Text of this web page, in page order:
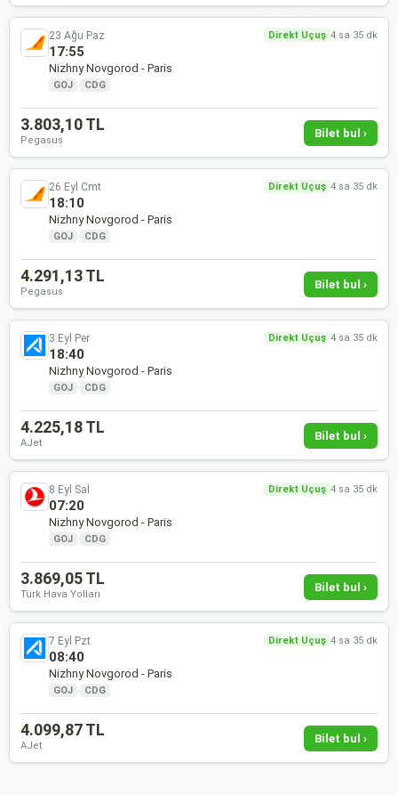
23 Ağu Paz Direkt Uçuş 4 sa 35 dk
17:55
Nizhny Novgorod - Paris
GOJ · CDG
3.803,10 TL
Pegasus
Bilet bul ›
26 Eyl Cmt Direkt Uçuş 4 sa 35 dk
18:10
Nizhny Novgorod - Paris
GOJ · CDG
4.291,13 TL
Pegasus
Bilet bul ›
3 Eyl Per Direkt Uçuş 4 sa 35 dk
18:40
Nizhny Novgorod - Paris
GOJ · CDG
4.225,18 TL
AJet
Bilet bul ›
8 Eyl Sal Direkt Uçuş 4 sa 35 dk
07:20
Nizhny Novgorod - Paris
GOJ · CDG
3.869,05 TL
Türk Hava Yolları
Bilet bul ›
7 Eyl Pzt Direkt Uçuş 4 sa 35 dk
08:40
Nizhny Novgorod - Paris
GOJ · CDG
4.099,87 TL
AJet
Bilet bul ›